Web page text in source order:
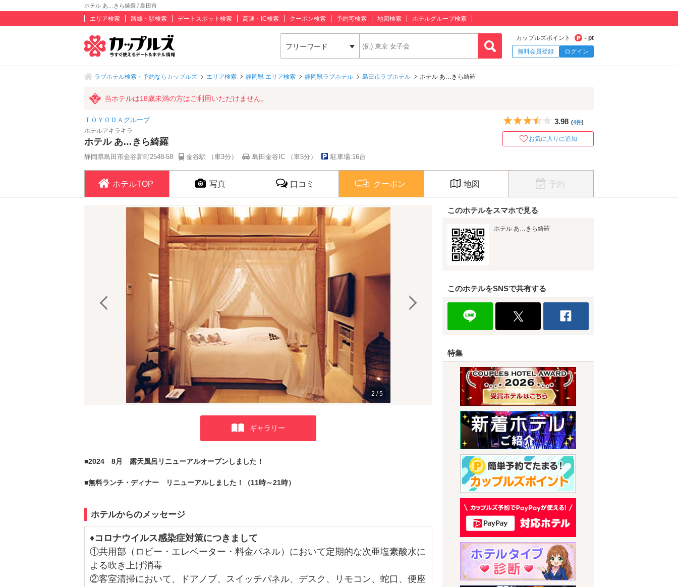
ホテル あ…きら綺羅 / 島田市
エリア検索 路線・駅検索 デートスポット検索 高速・IC検索 クーポン検索 予約可検索 地図検索 ホテルグループ検索
フリーワード
カップルズポイント
- pt
無料会員登録
ログイン
ラブホテル検索・予約ならカップルズ エリア検索 静岡県 エリア検索 静岡県ラブホテル 島田市ラブホテル ホテル あ…きら綺羅
当ホテルは18歳未満の方はご利用いただけません。
ＴＯＹＯＤＡグループ
ホテルアキラキラ
ホテル あ…きら綺羅
静岡県島田市金谷新町2548-58 金谷駅 （車3分） 島田金谷IC （車5分） 駐車場:16台
5つ星のうち3.5
3.98 (4件)
お気に入りに追加
ホテルTOP 写真 口コミ クーポン 地図 予約
2 /5
ギャラリー
■2024 8月 露天風呂リニューアルオープンしました！
■無料ランチ・ディナー リニューアルしました！（11時～21時）
ホテルからのメッセージ
♦コロナウイルス感染症対策につきまして
①共用部（ロビー・エレベーター・料金パネル）において定期的な次亜塩素酸水に
よる吹き上げ消毒
②客室清掃において、ドアノブ、スイッチパネル、デスク、リモコン、蛇口、便座
このホテルをスマホで見る
ホテル あ…きら綺羅
このホテルをSNSで共有する
特集